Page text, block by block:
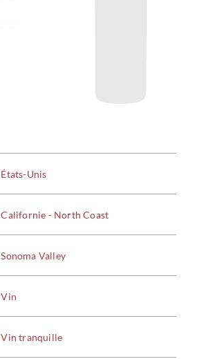
États-Unis
Californie - North Coast
Sonoma Valley
Vin
Vin tranquille